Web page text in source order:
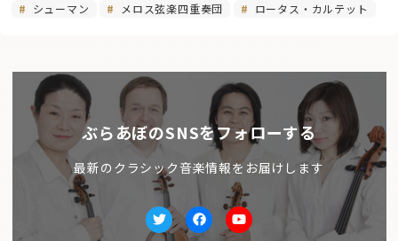
シューマン メロス弦楽四重奏団 ロータス・カルテット
ぶらあぼのSNSをフォローする
最新のクラシック音楽情報をお届けします
TwitterfacebookYoutube